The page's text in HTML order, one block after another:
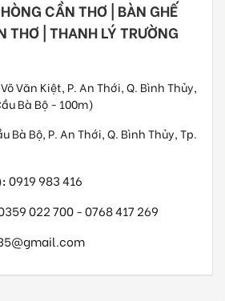
CẦN THƠ | BÀN GHẾ
THƠ | THANH LÝ TRƯỜNG
Văn Kiệt, P. An Thới, Q. Bình Thủy,
Bà Bộ - 100m)
Bà Bộ, P. An Thới, Q. Bình Thủy, Tp.
0919 983 416
022 700-0768 417 269